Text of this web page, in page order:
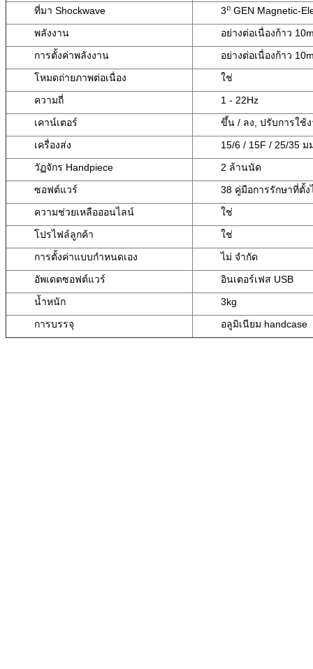
ที่มา Shockwave
3ถ GEN Magnetic-
พลังงาน
อย่างต่อเนื่องก้าว
การตั้งค่าพลังงาน
อย่างต่อเนื่องก้าว
โหมดถ่ายภาพต่อเนื่อง
ใช่
ความถี่
1 - 22Hz
เคาน์เตอร์
ขึ้น / ลง, ปรับการใช้
เครื่องส่ง
15/6 / 15F / 25/35 ม
วัฏจักร Handpiece
2 ล้านนัด
ซอฟต์แวร์
38 คู่มือการรักษาที่ตั้ง
ความช่วยเหลือออนไลน์
ใช่
โปรไฟล์ลูกค้า
ใช่
การตั้งค่าแบบกำหนดเอง
ไม่ จำกัด
อัพเดตซอฟต์แวร์
อินเตอร์เฟส USB
น้ำหนัก
3kg
การบรรจุ
อลูมิเนียม handcase